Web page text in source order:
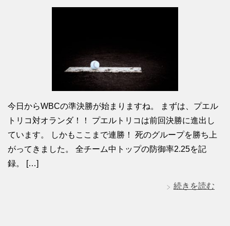
今日からWBCの準決勝が始まりますね。 まずは、プエル
トリコ対オランダ！！ プエルトリコは前回決勝に進出し
ています。 しかもここまで連勝！ 死のグループを勝ち上
がってきました。 全チーム中トップの防御率2.25を記
録。 […]
続きを読む